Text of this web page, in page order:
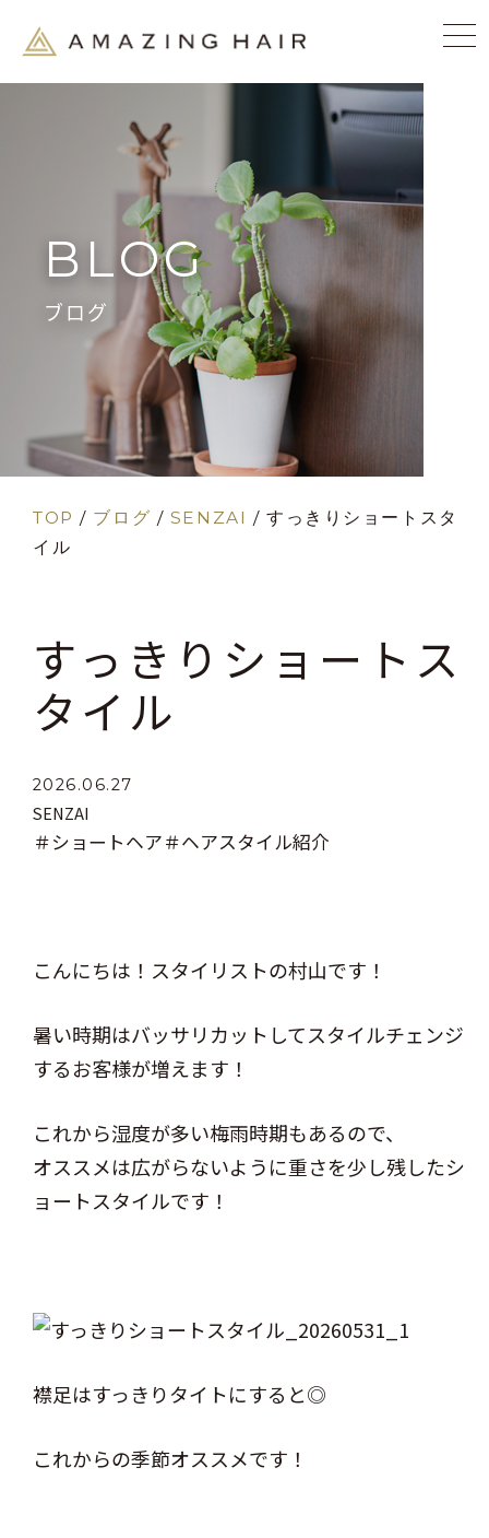
BLOG
ブログ
TOP / ブログ / SENZAI /すっきりショートスタ
イル
すっきりショートス
タイル
2026.06.27
SENZAI
＃ショートヘア＃ヘアスタイル紹介
こんにちは！スタイリストの村山です！
暑い時期はバッサリカットしてスタイルチェンジ
するお客様が増えます！
これから湿度が多い梅雨時期もあるので、
オススメは広がらないように重さを少し残したシ
ョートスタイルです！
襟足はすっきりタイトにすると◎
これからの季節オススメです！